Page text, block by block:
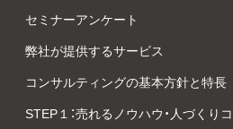
セミナーアンケート
弊社が提供するサービス
コンサルティングの基本方針と特長
STEP１：売れるノウハウ・人づくり